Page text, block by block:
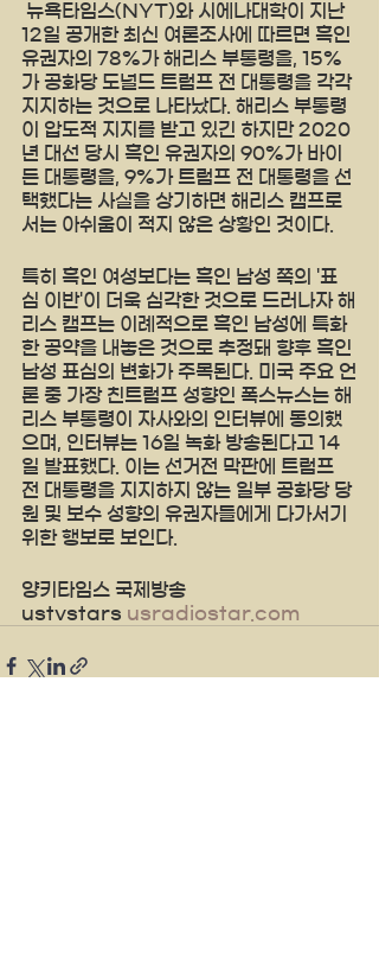
뉴욕타임스(NYT)와 시에나대학이 지난
12일 공개한 최신 여론조사에 따르면 흑인
유권자의 78%가 해리스 부통령을, 15%
가 공화당 도널드 트럼프 전 대통령을 각각
지지하는 것으로 나타났다. 해리스 부통령
이 압도적 지지를 받고 있긴 하지만 2020
년 대선 당시 흑인 유권자의 90%가 바이
든 대통령을, 9%가 트럼프 전 대통령을 선
택했다는 사실을 상기하면 해리스 캠프로
서는 아쉬움이 적지 않은 상황인 것이다.
특히 흑인 여성보다는 흑인 남성 쪽의 '표
심 이반'이 더욱 심각한 것으로 드러나자 해
리스 캠프는 이례적으로 흑인 남성에 특화
한 공약을 내놓은 것으로 추정돼 향후 흑인
남성 표심의 변화가 주목된다. 미국 주요 언
론 중 가장 친트럼프 성향인 폭스뉴스는 해
리스 부통령이 자사와의 인터뷰에 동의했
으며, 인터뷰는 16일 녹화 방송된다고 14
일 발표했다. 이는 선거전 막판에 트럼프
전 대통령을 지지하지 않는 일부 공화당 당
원 및 보수 성향의 유권자들에게 다가서기
위한 행보로 보인다.
양키타임스 국제방송
ustvstars usradiostar.com